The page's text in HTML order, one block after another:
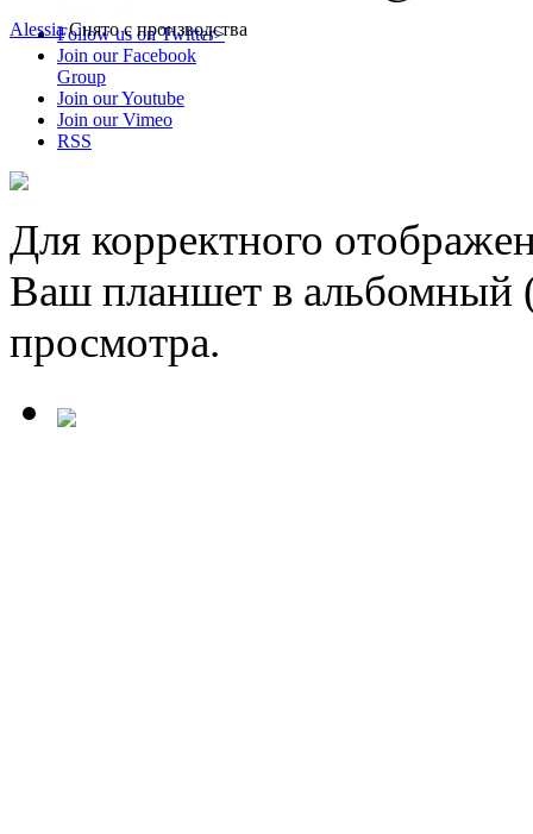
Alessia Снято с производства
Follow us on Twitter>
Join our Facebook
Group
Join our Youtube
Join our Vimeo
RSS
Для корректного
Ваш планшет в альбомный
просмотра.